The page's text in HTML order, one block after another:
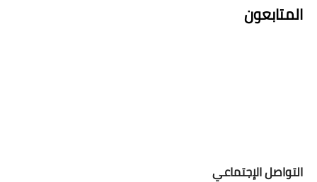
المتابعون
التواصل الإجتماعي